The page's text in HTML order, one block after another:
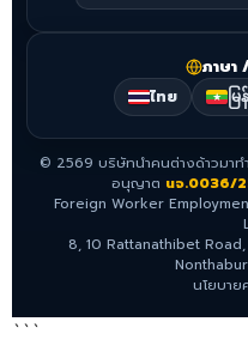
ภาษา
ไทย မ
© 2569 บริษัทนำคนต่างด้าวมาท
อนุญาต นจ.0036/
Foreign Worker
8, 10 Rattanathibet
นโยบาย
```